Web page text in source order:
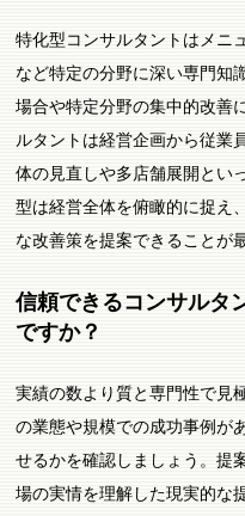
特化型コンサルタントはメニ
など特定の分野に深い専門知
場合や特定分野の集中的改善
ルタントは経営企画から従業
体の見直しや多店舗展開とい
型は経営全体を俯瞰的に捉え
な改善策を提案できることが
信頼できるコンサルタ
ですか？
実績の数より質と専門性で見
の業態や規模での成功事例が
せるかを確認しましょう。提
場の実情を理解した現実的な